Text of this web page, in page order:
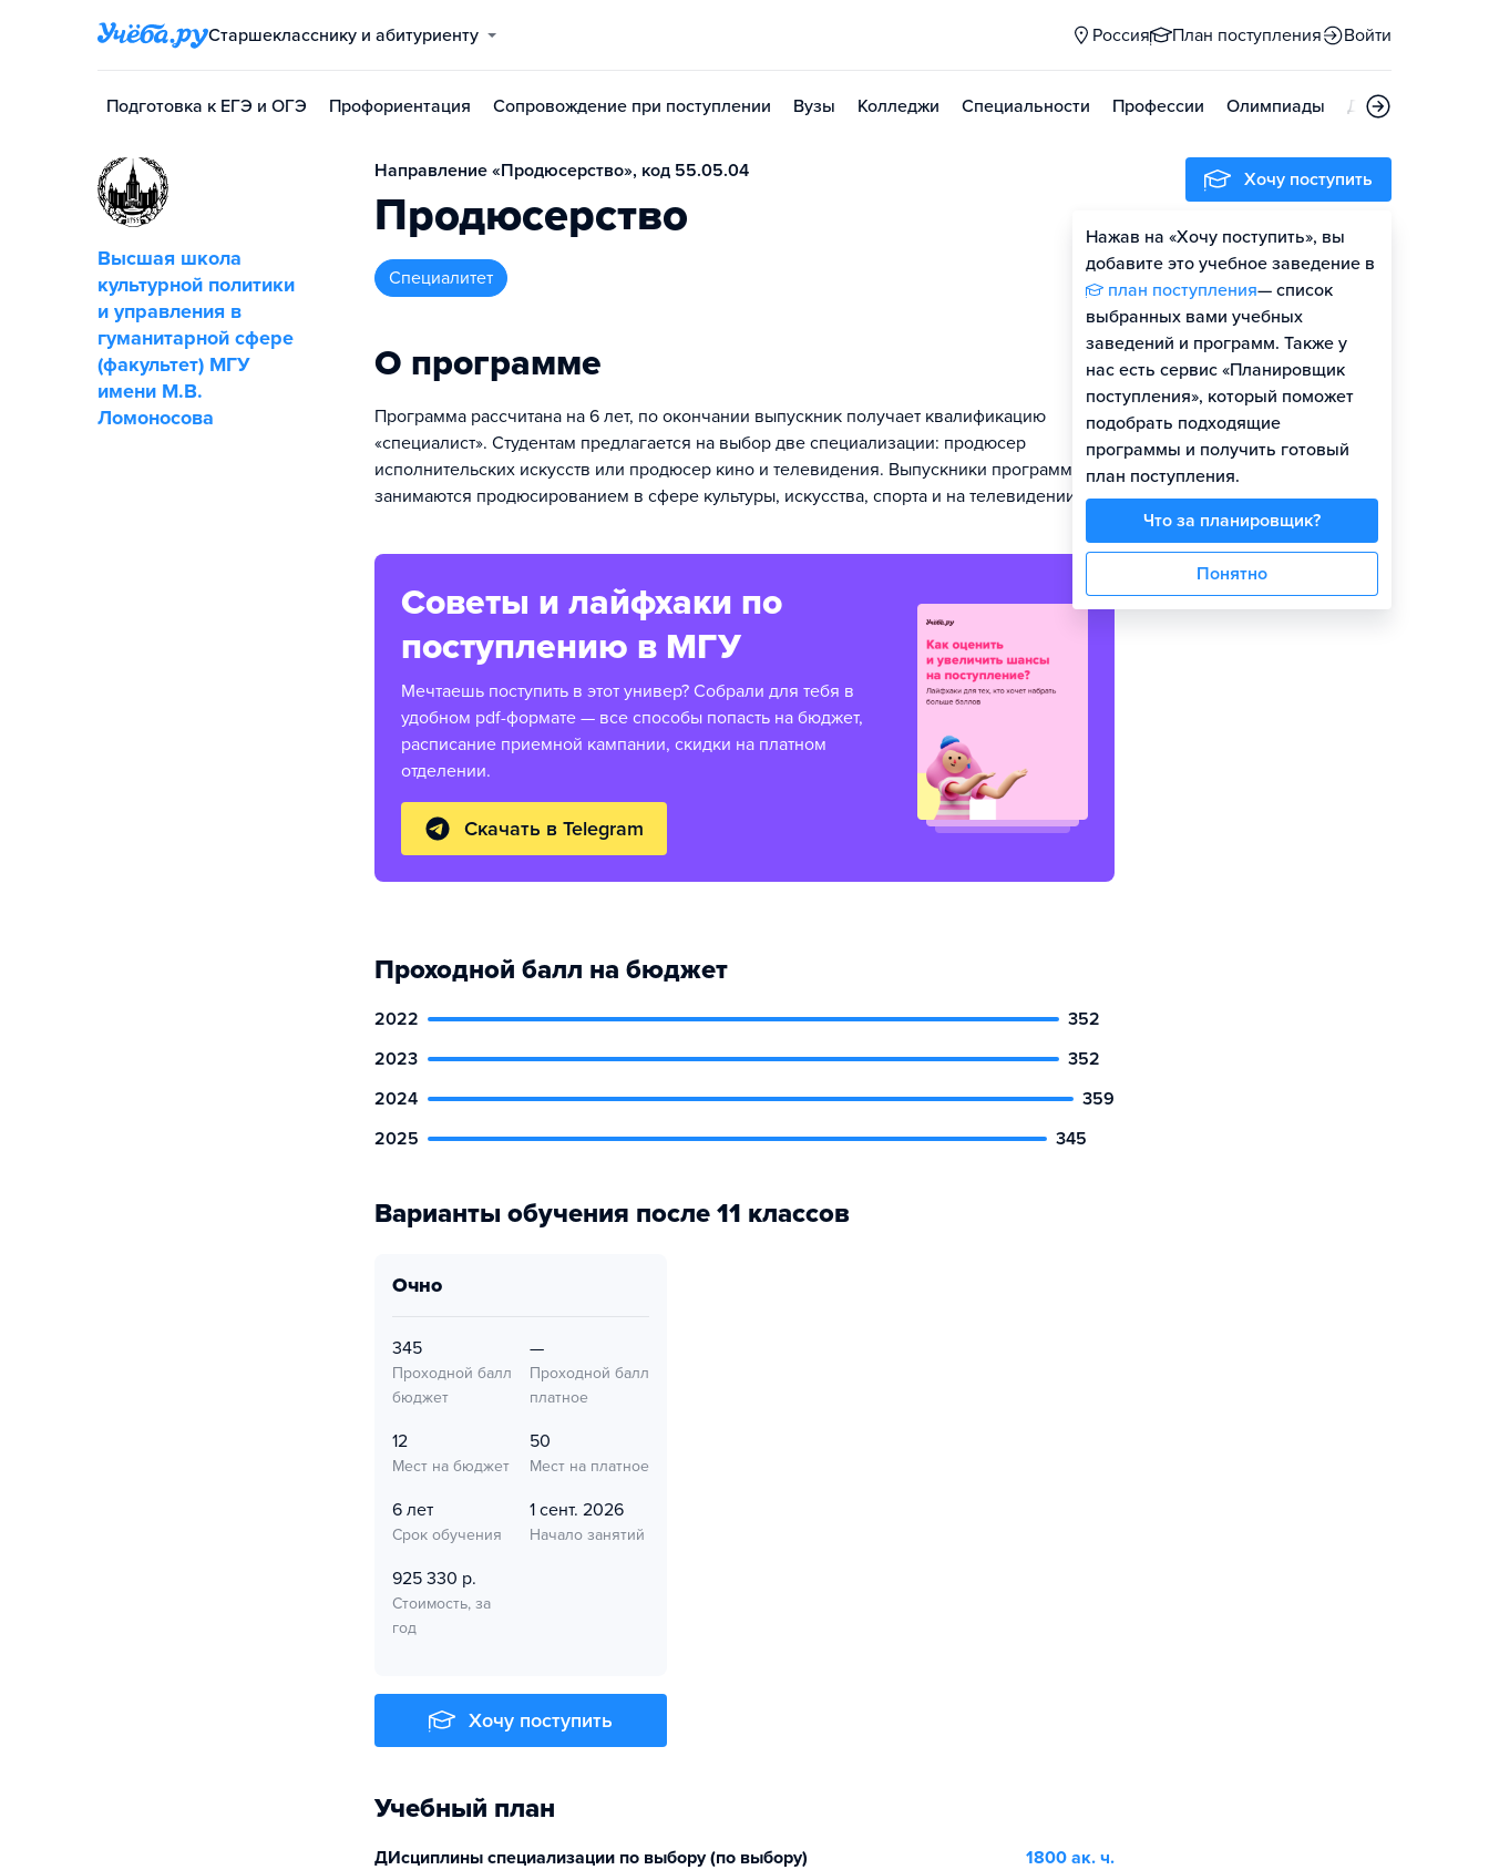
Старшекласснику и абитуриенту Россия План поступления Войти
Подготовка к ЕГЭ и ОГЭ Профориентация Сопровождение при поступлении Вузы Колледжи Специальности Профессии Олимпиады Дни открытых
Высшая школа
культурной политики
и управления в
гуманитарной сфере
(факультет) МГУ
имени М.В.
Ломоносова
Направление «Продюсерство», код 55.05.04
Продюсерство
специалитет
О программе
Программа рассчитана на 6 лет, по окончании выпускник получает квалификацию
«специалист». Студентам предлагается на выбор две специализации: продюсер
исполнительских искусств или продюсер кино и телевидения. Выпускники программы
занимаются продюсированием в сфере культуры, искусства, спорта и на телевидении.
Советы и лайфхаки по
поступлению в МГУ
Мечтаешь поступить в этот универ? Собрали для тебя в
удобном pdf-формате — все способы попасть на бюджет,
расписание приемной кампании, скидки на платном
отделении.
Скачать в Telegram
Проходной балл на бюджет
2022
352
2023
352
2024
359
2025
345
Варианты обучения после 11 классов
очно
345
Проходной балл
бюджет
—
Проходной балл
платное
12
Мест на бюджет
50
Мест на платное
6 лет
Срок обучения
1 сент. 2026
Начало занятий
925 330 р.
Стоимость, за
год
Хочу поступить
Учебный план
ДИсциплины специализации по выбору (по выбору) 1800 ак. ч.
Хочу поступить
Нажав на «Хочу поступить», вы
добавите это учебное заведение в
план поступления— список
выбранных вами учебных
заведений и программ. Также у
нас есть сервис «Планировщик
поступления», который поможет
подобрать подходящие
программы и получить готовый
план поступления.
Что за планировщик?
Понятно
Оценить шансы